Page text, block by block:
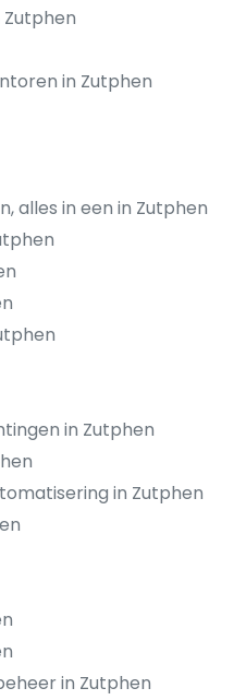
in Zutphen
alles in een in Zutphen
in Zutphen
in Zutphen
in Zutphen